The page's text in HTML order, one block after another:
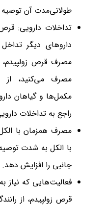
طولانی‌مدت آن
تداخلات دارویی:
داروهای دیگر تداخل
مصرف قرص زولپیدم،
مصرف می‌کنید، از
مکمل‌ها و گیاهان
راجع به تداخلات
مصرف همزمان با
با الکل به شدت
جانبی را افزایش دهد.
فعالیت‌هایی که
قرص زولپیدم، از